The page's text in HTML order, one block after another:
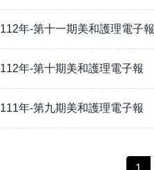
112年-第十一期美和護理電子報
112年-第十期美和護理電子報
111年-第九期美和護理電子報